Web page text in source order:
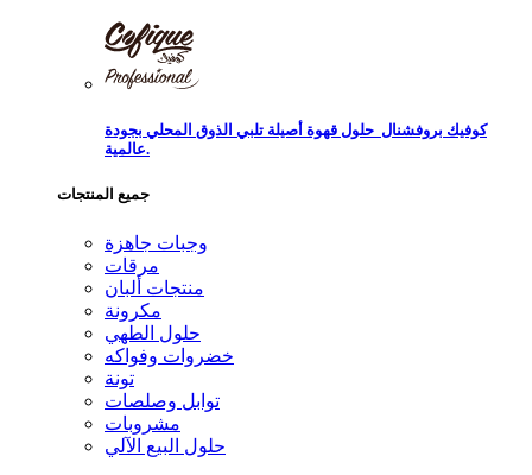
كوفيك بروفشنال حلول قهوة أصيلة تلبي الذوق المحلي بجودة
عالمية.
جميع المنتجات
وجبات جاهزة
مرقات
منتجات ألبان
مكرونة
حلول الطهي
خضروات وفواكه
تونة
توابل وصلصات
مشروبات
حلول البيع الآلي